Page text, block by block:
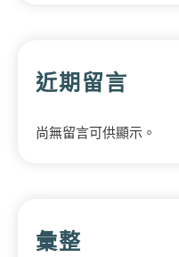
近期留言
尚無留言可供顯示。
彙整